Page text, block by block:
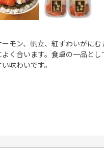
ーモン、帆立、紅ずわいがに
く合います。食卓の一品とし
味わいです。